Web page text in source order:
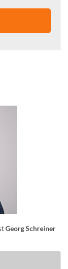
Georg Schreiner